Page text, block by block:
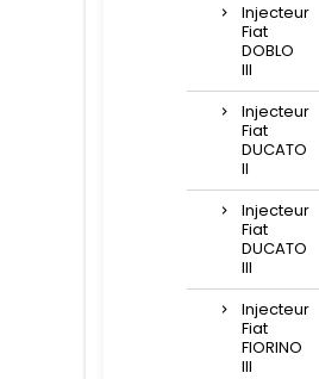
Injecteur
Fiat
DOBLO
III
Injecteur
Fiat
DUCATO
II
Injecteur
Fiat
DUCATO
III
Injecteur
Fiat
FIORINO
III